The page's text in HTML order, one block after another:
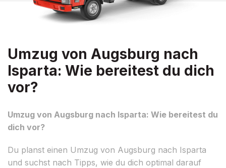
Umzug von Augsburg nach
Isparta: Wie bereitest du dich
vor?
Umzug von Augsburg nach Isparta: Wie bereitest du
dich vor?
Du planst einen Umzug von Augsburg nach Isparta
und suchst nach Tipps, wie du dich optimal darauf